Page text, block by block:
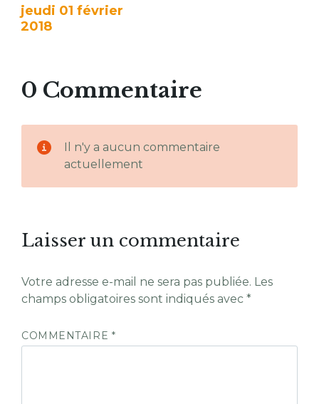
jeudi 01 février
2018
0 Commentaire
Il n'y a aucun commentaire
actuellement
Laisser un commentaire
Votre adresse e-mail ne sera pas publiée. Les
champs obligatoires sont indiqués avec *
COMMENTAIRE *